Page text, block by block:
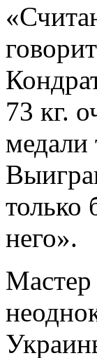
73 кг.
медали
него».
Мастер